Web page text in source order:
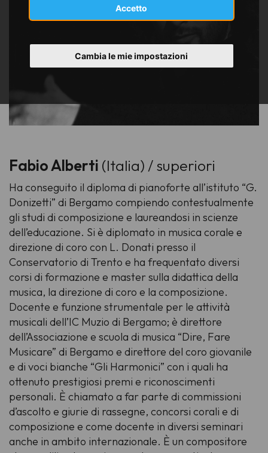
Accetto
Cambia le mie impostazioni
Fabio Alberti (Italia) / superiori
Ha conseguito il diploma di pianoforte all’istituto “G.
Donizetti” di Bergamo compiendo contestualmente
gli studi di composizione e laureandosi in scienze
dell’educazione. Si è diplomato in musica corale e
direzione di coro con L. Donati presso il
Conservatorio di Trento e ha frequentato diversi
corsi di formazione e master sulla didattica della
musica, la direzione di coro e la composizione.
Docente e funzione strumentale per le attività
musicali dell’IC Muzio di Bergamo; è direttore
dell’Associazione e scuola di musica “Dire, Fare
Musicare” di Bergamo e direttore del coro giovanile
e di voci bianche “Gli Harmonici” con i quali ha
ottenuto prestigiosi premi e riconoscimenti
personali. È chiamato a far parte di commissioni
d’ascolto e giurie di rassegne, concorsi corali e di
composizione e come docente in diversi seminari
anche in ambito internazionale. È un compositore